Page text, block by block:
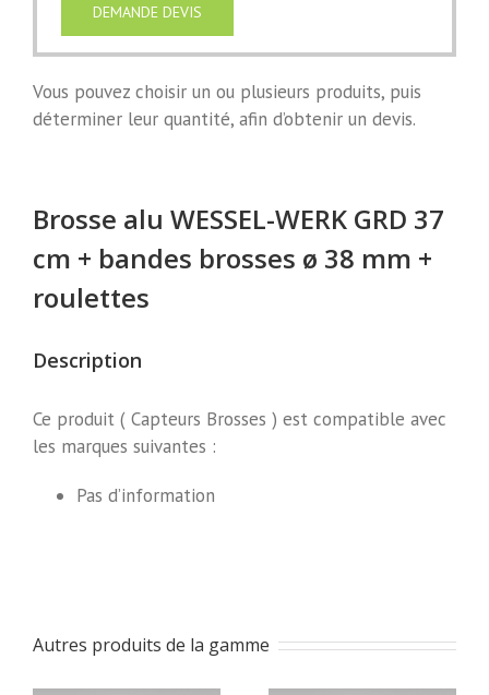
DEMANDE DEVIS
Vous pouvez choisir un ou plusieurs produits, puis
déterminer leur quantité, afin d’obtenir un devis.
Brosse alu WESSEL-WERK GRD 37
cm + bandes brosses ø 38 mm +
roulettes
Description
Ce produit ( Capteurs Brosses ) est compatible avec
les marques suivantes :
Pas d’information
Autres produits de la gamme